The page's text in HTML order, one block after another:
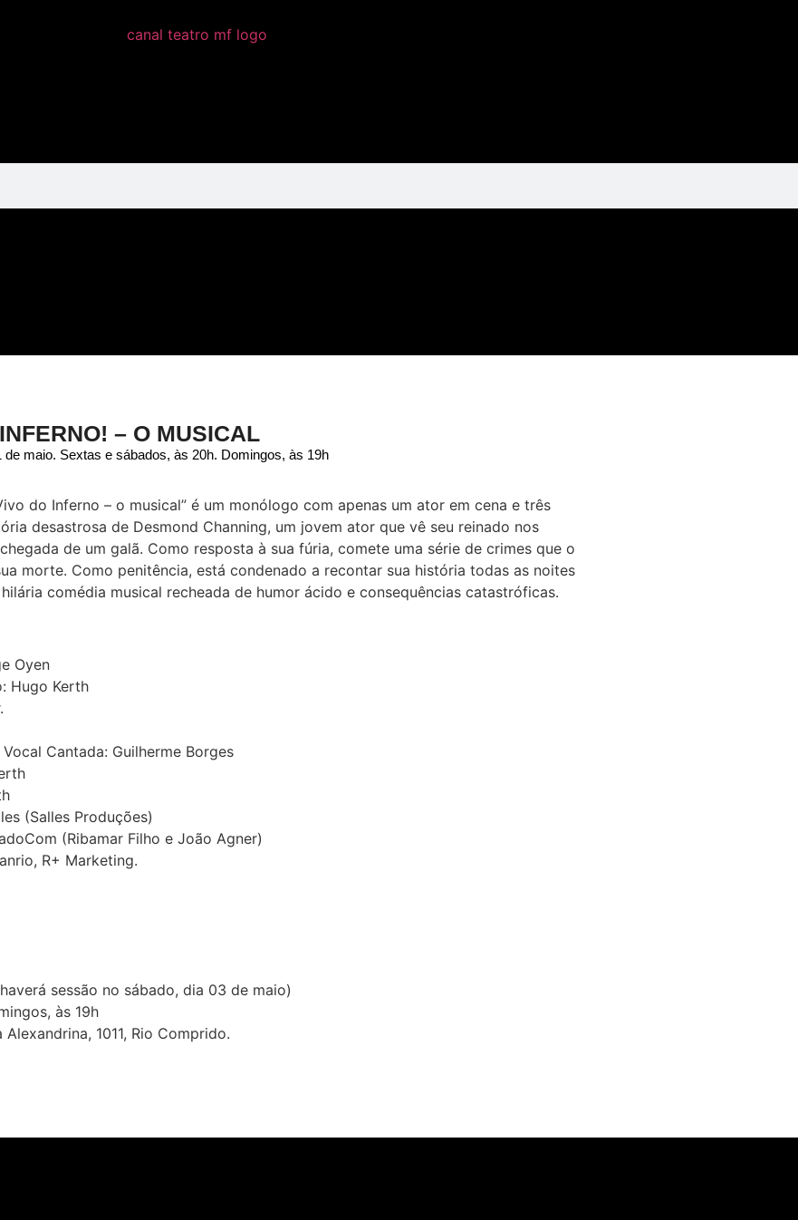
– O MUSICAL
de maio. Sextas e sábados, às 20h. Domingos, às 19h
do Inferno – o musical” é um monólogo com apenas um ator em cena e três
desastrosa de Desmond Channing, um jovem ator que vê seu reinado nos
de um galã. Como resposta à sua fúria, comete uma série de crimes que o
morte. Como penitência, está condenado a recontar sua história todas as noites
comédia musical recheada de humor ácido e consequências catastróficas.
Oyen
Hugo Kerth
Cantada: Guilherme Borges
(Salles Produções)
(Ribamar Filho e João Agner)
R+ Marketing.
sessão no sábado, dia 03 de maio)
às 19h
1011, Rio Comprido.